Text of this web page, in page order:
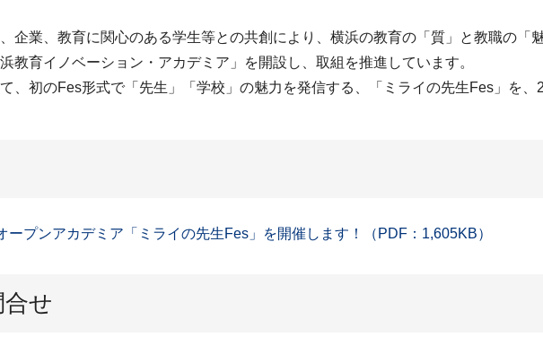
企業、教育に関心のある学生等との共創により、横浜の教育の「質」と教職の「
教育イノベーション・アカデミア」を開設し、取組を推進しています。
初のFes形式で「先生」「学校」の魅力を発信する、「ミライの先生Fes」を、
プンアカデミア「ミライの先生Fes」を開催します！（PDF：1,605KB）
せ